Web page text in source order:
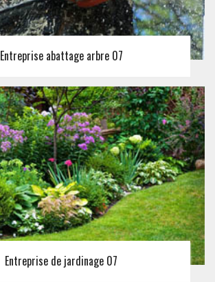
Entreprise abattage arbre 07
Entreprise de jardinage 07